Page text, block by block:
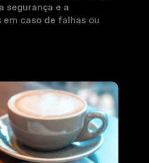
segurança e a
caso de falhas ou